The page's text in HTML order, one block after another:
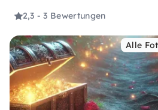
2,3 - 3 Bewertungen
Alle